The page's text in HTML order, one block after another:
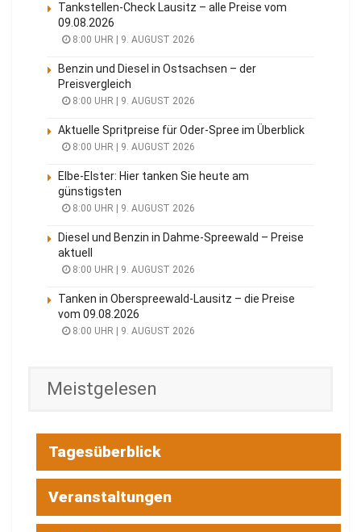
Tankstellen-Check Lausitz – alle Preise vom
09.08.2026
8:00 UHR | 9. AUGUST 2026
Benzin und Diesel in Ostsachsen – der
Preisvergleich
8:00 UHR | 9. AUGUST 2026
Aktuelle Spritpreise für Oder-Spree im Überblick
8:00 UHR | 9. AUGUST 2026
Elbe-Elster: Hier tanken Sie heute am
günstigsten
8:00 UHR | 9. AUGUST 2026
Diesel und Benzin in Dahme-Spreewald – Preise
aktuell
8:00 UHR | 9. AUGUST 2026
Tanken in Oberspreewald-Lausitz – die Preise
vom 09.08.2026
8:00 UHR | 9. AUGUST 2026
Meistgelesen
Tagesüberblick
Veranstaltungen